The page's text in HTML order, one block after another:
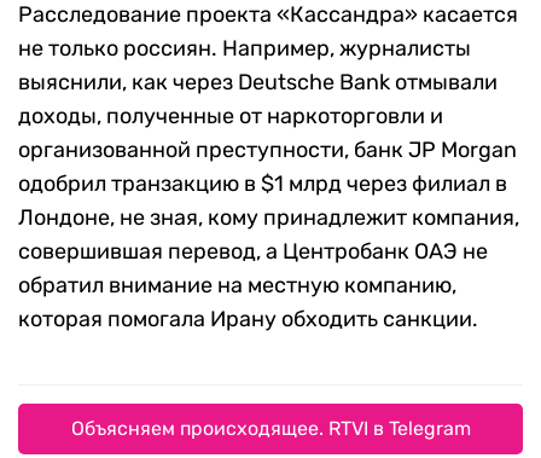
Расследование проекта «Кассандра» касается
не только россиян. Например, журналисты
выяснили, как через Deutsche Bank отмывали
доходы, полученные от наркоторговли и
организованной преступности, банк JP Morgan
одобрил транзакцию в $1 млрд через филиал в
Лондоне, не зная, кому принадлежит компания,
совершившая перевод, а Центробанк ОАЭ не
обратил внимание на местную компанию,
которая помогала Ирану обходить санкции.
Объясняем происходящее. RTVI в Telegram